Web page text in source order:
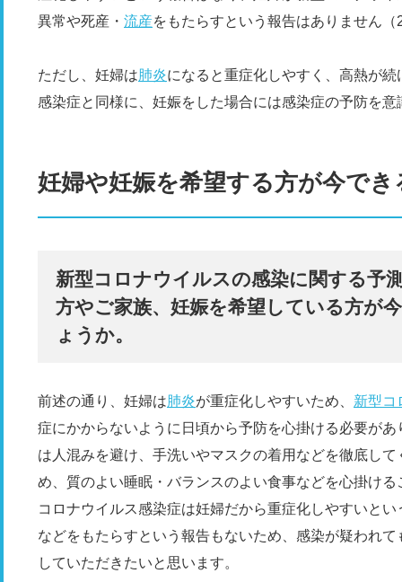
異常や死産・ 流産をもたらすという報告はありません
ただし、妊婦は肺炎になると重症化しやすく、高熱が続
感染症と同様に、妊娠をした場合には感染症の予防を意
妊婦や妊娠を希望する方が今でき
新型コロナウイルスの感染に関する予
方やご家族、妊娠を希望している方が
ょうか。
前述の通り、妊婦は肺炎が重症化しやすいため、 新型コ
症にかからないように日頃から予防を心掛ける必要が
は人混みを避け、手洗いやマスクの着用などを徹底して
め、質のよい睡眠・バランスのよい食事などを心掛け
コロナウイルス感染症は妊婦だから重症化しやすいと
などをもたらすという報告もないため、感染が疑われ
していただきたいと思います。